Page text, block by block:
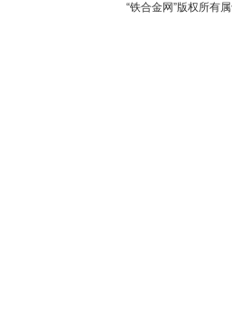
“铁合金网”版权所有